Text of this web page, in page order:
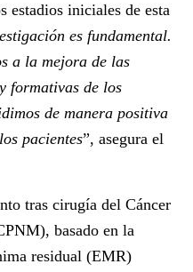
estadios iniciales de esta
es fundamental.
a la mejora de las
formativas de los
de manera positiva
pacientes”, asegura el
tras cirugía del Cáncer
basado en la
residual (EMR)